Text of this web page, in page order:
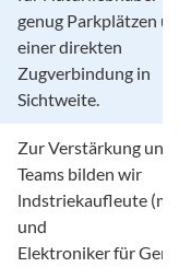
genug Parkplätzen
einer direkten
Zugverbindung in
Sichtweite.
Zur Verstärkung
Teams bilden wir
lndstriekaufleute
und
Elektroniker für